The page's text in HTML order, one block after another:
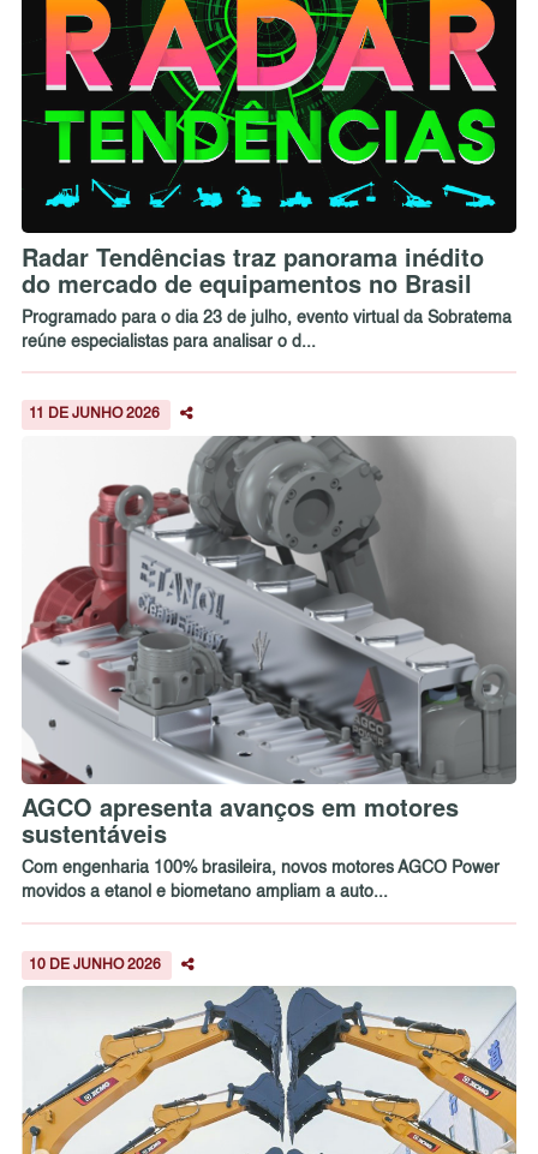
Radar Tendências traz panorama inédito
do mercado de equipamentos no Brasil
Programado para o dia 23 de julho, evento virtual da Sobratema
reúne especialistas para analisar o d...
11 DE JUNHO 2026
AGCO apresenta avanços em motores
sustentáveis
Com engenharia 100% brasileira, novos motores AGCO Power
movidos a etanol e biometano ampliam a auto...
10 DE JUNHO 2026